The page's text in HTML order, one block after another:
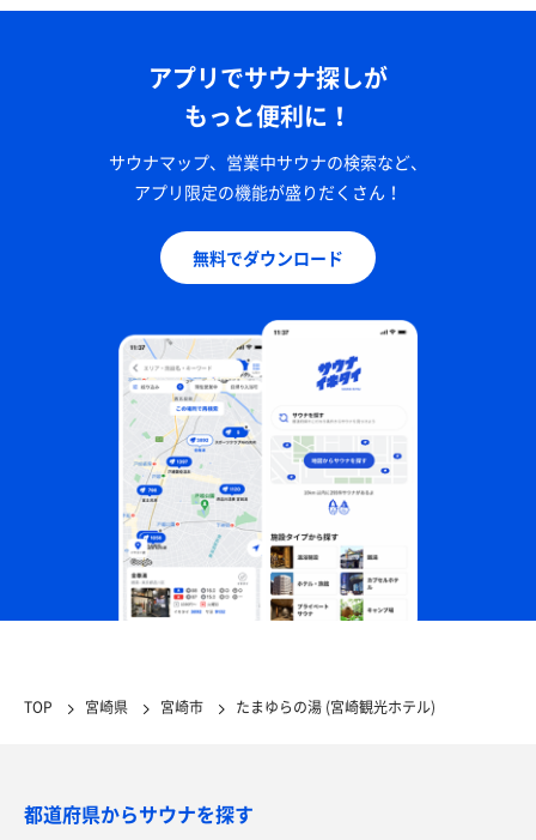
アプリでサウナ探しが
もっと便利に！
サウナマップ、営業中サウナの検索など、
アプリ限定の機能が盛りだくさん！
無料でダウンロード
TOP 宮崎県 宮崎市 たまゆらの湯 (宮崎観光ホテル)
都道府県からサウナを探す